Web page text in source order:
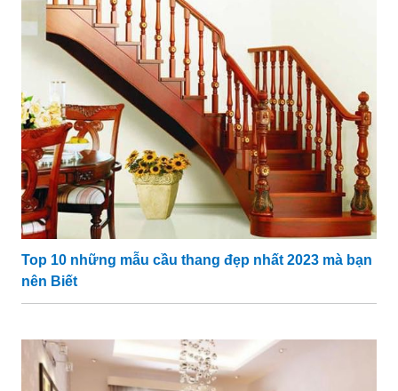
Top 10 những mẫu cầu thang đẹp nhất 2023 mà bạn
nên Biết